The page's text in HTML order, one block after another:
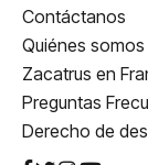
Contáctanos
Quiénes somos
Zacatrus en
Preguntas
Derecho de